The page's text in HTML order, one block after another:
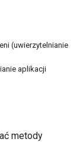
(uwierzytelnianie
aplikacji
metody